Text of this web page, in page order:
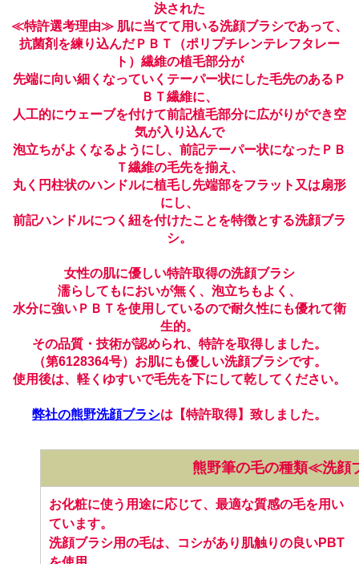
決された
≪特許選考理由≫ 肌に当てて用いる洗顔ブラシであって、
抗菌剤を練り込んだＰＢＴ（ポリプチレンテレフタレー
ト）繊維の植毛部分が
先端に向い細くなっていくテーパー状にした毛先のあるＰ
ＢＴ繊維に、
人工的にウェーブを付けて前記植毛部分に広がりができ空
気が入り込んで
泡立ちがよくなるようにし、前記テーパー状になったＰＢ
Ｔ繊維の毛先を揃え、
丸く円柱状のハンドルに植毛し先端部をフラット又は扇形
にし、
前記ハンドルにつく紐を付けたことを特徴とする洗顔ブラ
シ。
女性の肌に優しい特許取得の洗顔ブラシ
濡らしてもにおいが無く、泡立ちもよく、
水分に強いＰＢＴを使用しているので耐久性にも優れて衛
生的。
その品質・技術が認められ、特許を取得しました。
（第6128364号）お肌にも優しい洗顔ブラシです。
使用後は、軽くゆすいで毛先を下にして乾してください。
弊社の熊野洗顔ブラシは 【特許取得】致しました。
熊野筆の毛の種類≪洗顔
お化粧に使う用途に応じて、最適な質感の毛を用い
ています。
洗顔ブラシ用の毛は、コシがあり肌触りの良いPBT